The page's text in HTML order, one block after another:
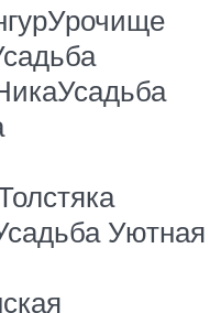
Уютная